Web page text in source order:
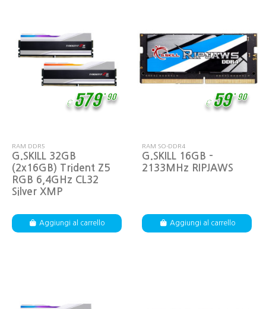
€579
,90
RAM DDR5
G.SKILL 32GB
(2x16GB) Trident Z5
RGB 6,4GHz CL32
Silver XMP
Aggiungi al carrello
€59
, 90
RAM SO-DDR4
G.SKILL 16GB -
2133MHz RIPJAWS
Aggiungi al carrello